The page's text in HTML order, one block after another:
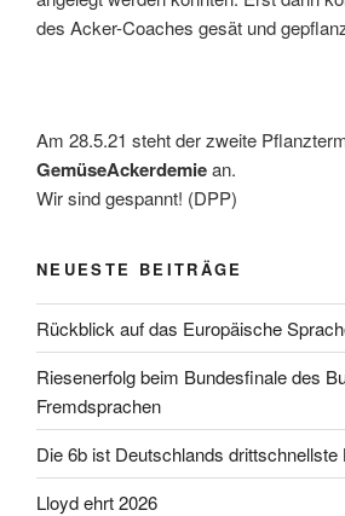
des Acker-Coaches gesät und
Am 28.5.21 steht der zweite
GemüseAckerdemiean.
Wir sind gespannt! (DPP)
NEUESTE BEITRÄGE
Rückblick auf das Europäische
Riesenerfolg beim Bundesfinale des
Fremdsprachen
Die 6b ist Deutschlands
Lloyd ehrt 2026